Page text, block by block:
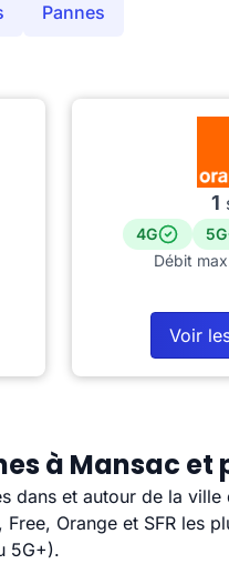
Pannes
1
4G 5G
Débit
Voir
à Mansac et
dans et autour de la
Free, Orange et SFR
5G+).